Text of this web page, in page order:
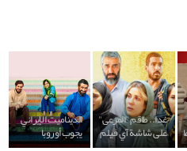
غدا.. طاقم "المرعى"
على شاشة آي فيلم
الديناميت الإيراني
يجوب أوروبا